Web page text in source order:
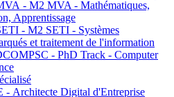
- M2 MVA - Mathématiques,
Apprentissage
- M2 SETI - Systèmes
et traitement de l'information
- PhD Track - Computer
- Architecte Digital d'Entreprise